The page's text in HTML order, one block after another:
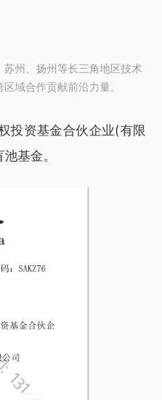
州、扬州等长三角地区技术
域合作贡献前沿力量。
投资基金合伙企业(有限
基金。